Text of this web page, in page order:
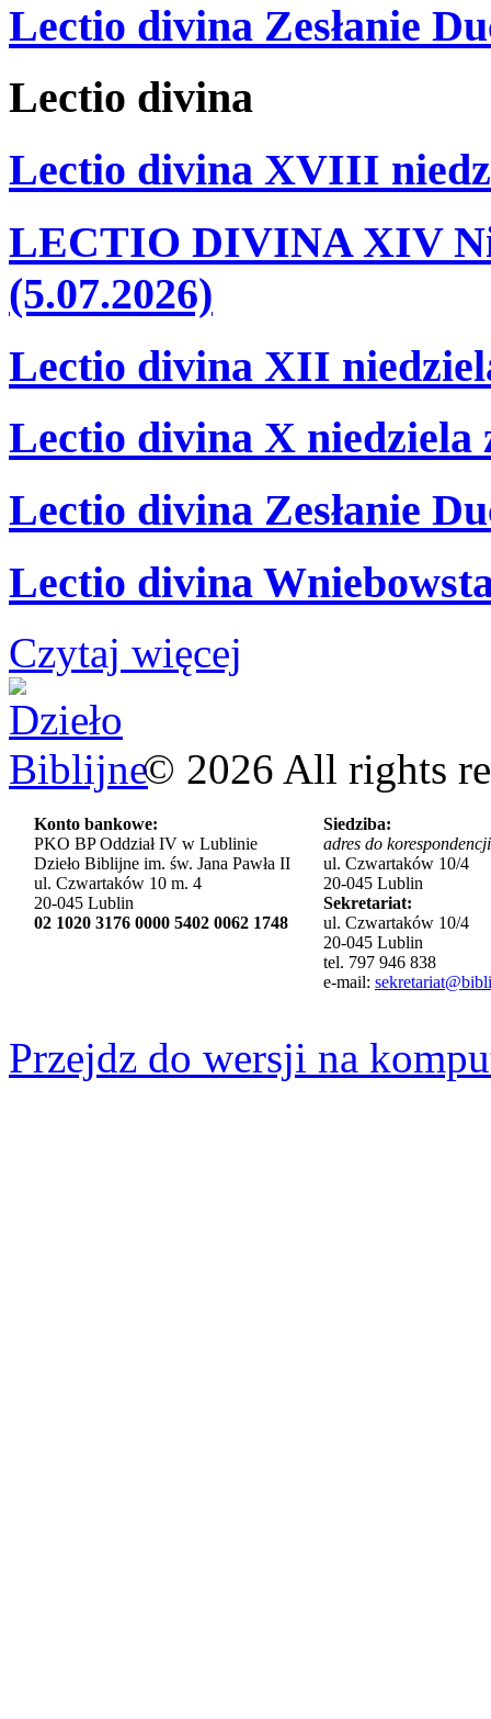
Lectio divina Zesłanie
Lectio divina
Lectio divina XVIII
LECTIO DIVINA XIV
(5.07.2026)
Lectio divina XII
Lectio divina X niedziela
Lectio divina Zesłanie
Lectio divina
Czytaj więcej
© 2026 All rights
Konto bankowe:
PKO BP Oddział IV w Lublinie
Dzieło Biblijne im. św. Jana Pawła II
ul. Czwartaków 10 m. 4
20-045 Lublin
02 1020 3176 0000 5402 0062 1748
Siedziba:
adres do
ul. Czwartaków 10/4
20-045 Lublin
Sekretariat:
ul. Czwartaków 10/4
20-045 Lublin
tel. 797 946 838
e-mail:
Przejdz do wersji na